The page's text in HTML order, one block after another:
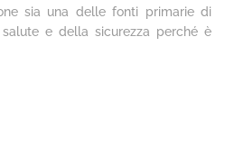
sia una delle fonti primarie di
e della sicurezza perché è